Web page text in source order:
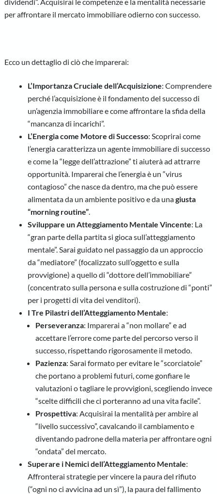
per affrontare il mercato immobiliare odierno con successo.
Ecco un dettaglio di ciò che imparerai:
L’Importanza Cruciale dell’Acquisizione: Comprendere
perché l’acquisizione è il fondamento del successo di
un’agenzia immobiliare e come affrontare la sfida della
“mancanza di incarichi”.
L’Energia come Motore di Successo: Scoprirai come
l’energia caratterizza un agente immobiliare di successo
e come la “legge dell’attrazione” ti aiuterà ad attrarre
opportunità. Imparerai che l’energia è un “virus
contagioso” che nasce da dentro, ma che può essere
alimentata da un ambiente positivo e da unagiusta
“morning routine”
Sviluppare un Atteggiamento Mentale Vincente: La
“gran parte della partita si gioca sull’atteggiamento
mentale”. Sarai guidato nel passaggio da un approccio
da “mediatore” (focalizzato sull’oggetto e sulla
provvigione) a quello di “dottore dell’immobiliare”
(concentrato sulla persona e sulla costruzione di “ponti”
per i progetti di vita dei venditori).
I Tre Pilastri dell’Atteggiamento Mentale:
Perseveranza: Imparerai a “non mollare” e ad
accettare l’errore come parte del percorso verso il
successo, rispettando rigorosamente il metodo.
Pazienza: Sarai formato per evitare le “scorciatoie”
che portano a problemi futuri, come gonfiare le
valutazioni o tagliare le provvigioni, scegliendo invece
“scelte difficili che ci porteranno ad una vita facile”.
Prospettiva: Acquisirai la mentalità per ambire al
“livello successivo”, cavalcando il cambiamento e
diventando padrone della materia per affrontare ogni
“ondata” del mercato.
Superare i Nemici dell’Atteggiamento Mentale:
Affronterai strategie per vincere la paura del rifiuto
(“ogni no ci avvicina ad un sì”), la paura del fallimento